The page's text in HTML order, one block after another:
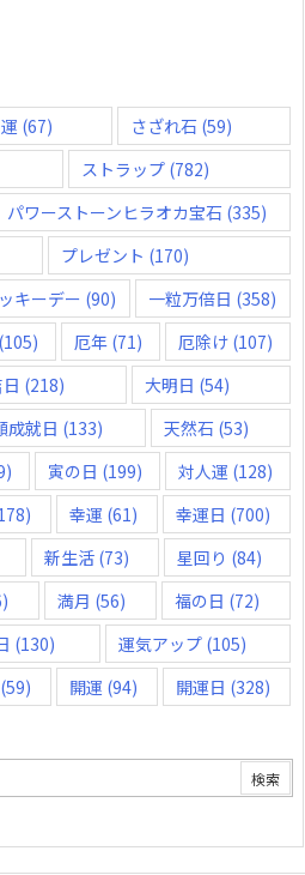
(67) さざれ石 (59)
ストラップ(782)
パワーストーンヒラオカ宝石 (335)
プレゼント (170)
キーデー (90) 一粒万倍日 (358)
(105) 厄年 (71) 厄除け (107)
(218) 大明日 (54)
成就日 (133) 天然石 (53)
寅の日 (199) 対人運 (128)
幸運 (61) 幸運日 (700)
新生活 (73) 星回り (84)
満月 (56) 福の日 (72)
(130) 運気アップ(105)
(59) 開運 (94) 開運日 (328)